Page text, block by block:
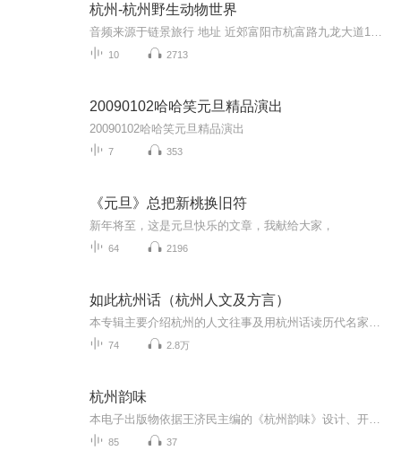
杭州-杭州野生动物世界
10 2713
20090102哈哈笑元旦精品演出
20090102哈哈笑元旦精品演出
7 353
《元旦》总把新桃换旧符
新年将至，这是元旦快乐的文章，我献给大家，
64 2196
如此杭州话（杭州人文及方言）
74 2.8万
杭州韵味
85 37